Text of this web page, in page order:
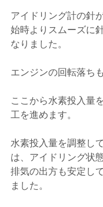
アイドリング計の針
始時よりスムーズに
なりました。
エンジンの回転落ち
ここから水素投入量
工を進めます。
水素投入量を調整し
は、アイドリング状
排気の出方も安定し
ました。